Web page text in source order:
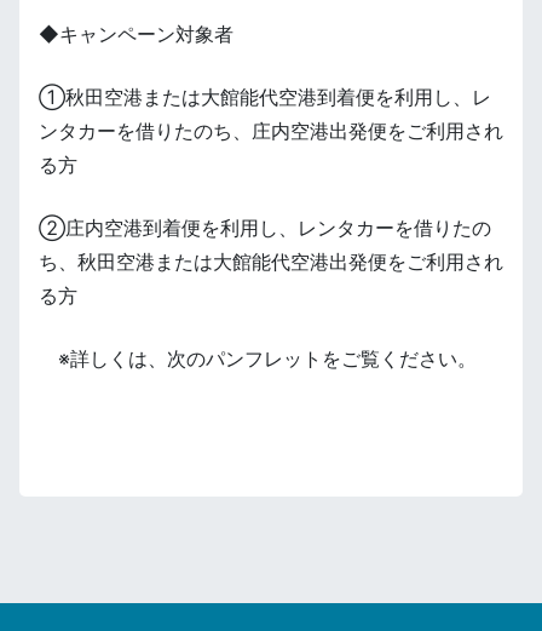
◆キャンペーン対象者
①秋田空港または大館能代空港到着便を利用し、レ
ンタカーを借りたのち、庄内空港出発便をご利用され
る方
②庄内空港到着便を利用し、レンタカーを借りたの
ち、秋田空港または大館能代空港出発便をご利用され
る方
※詳しくは、次のパンフレットをご覧ください。